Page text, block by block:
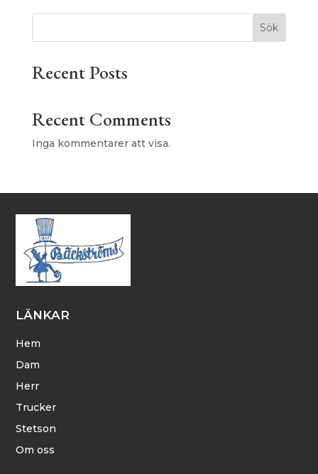
Sök
Recent Posts
Recent Comments
Inga kommentarer att visa.
LÄNKAR
Hem
Dam
Herr
Trucker
Stetson
Om oss